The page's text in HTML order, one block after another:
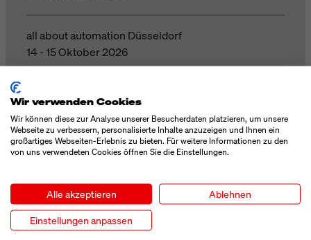
all about automation Düsseldorf
14 - 15 Oktober 2026
10 - 12 November 2026
ALLE ANSEHEN
Wir verwenden Cookies
Wir können diese zur Analyse unserer Besucherdaten platzieren, um unsere
Webseite zu verbessern, personalisierte Inhalte anzuzeigen und Ihnen ein
großartiges Webseiten-Erlebnis zu bieten. Für weitere Informationen zu den
von uns verwendeten Cookies öffnen Sie die Einstellungen.
Alle akzeptieren Ablehnen
Einstellungen anpassen